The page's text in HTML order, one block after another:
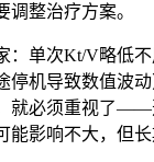
调整治疗方案。
：单次Kt/V略低
停机导致数值波
就必须重视了——
能影响不大，但